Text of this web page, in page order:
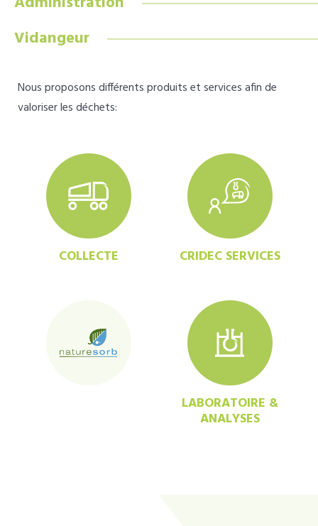
Vidangeur
Nous proposons différents produits et services afin de
valoriser les déchets:
COLLECTE CRIDEC SERVICES
LABORATOIRE &
ANALYSES